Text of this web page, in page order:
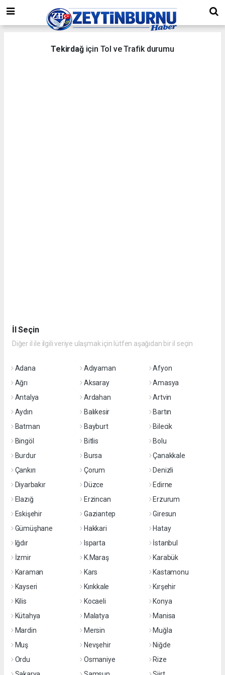
Tekirdağ için Tol ve Trafik durumu
İl Seçin
Diğer il ile ilgili veriye ulaşmak için lütfen aşağıdan bir il seçin
Adana Adıyaman
Afyon
Ağrı
Aksaray
Amasya
Antalya
Ardahan
Artvin
Aydın
Balıkesir
Bartın
Batman
Bayburt
Bilecik
Bingöl
Bitlis
Bolu
Burdur
Bursa
Çanakkale
Çankırı
Çorum
Denizli
Diyarbakır
Düzce
Edirne
Elazığ
Erzincan
Erzurum
Eskişehir
Gaziantep
Giresun
Gümüşhane
Hakkari
Hatay
Iğdır
Isparta
İstanbul
İzmir
K.Maraş
Karabük
Karaman
Kars
Kastamonu
Kayseri
Kırıkkale
Kırşehir
Kilis
Kocaeli
Konya
Kütahya
Malatya
Manisa
Mardin
Mersin
Muğla
Muş
Nevşehir
Niğde
Ordu
Osmaniye
Rize